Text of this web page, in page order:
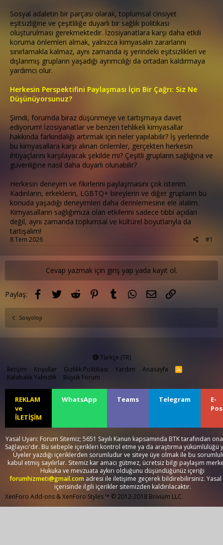
Sosyal adaletin bir parçası olarak, toplumsal cinsiyet
eşitsizliğine ve çeşitliliğe duyarlı bir sağlık politikası
oluşturulması gerekmektedir. İzosiyanatlara karşı daha etkili
koruma önlemleri almak, yalnızca kimyasalın zararlarını
sınırlamakla kalmaz, aynı zamanda iş yerindeki eşitsizlikleri ve
dışlanmış grupların yaşadığı ayrımcılığı da ortadan kaldırmaya
yardımcı olur.
Herkesin Perspektifini Paylaşması İçin Bir Çağrı: Siz Ne
Düşünüyorsunuz?
Şimdi, forumda biraz düşünmeye ve tartışmaya davet
ediyorum! İzosiyanatlar ve benzeri tehlikeli kimyasallar
hakkında farkındalığı artırmak için neler yapılabilir? İş yerlerinde
bu kimyasallara karşı alınan önlemler, gerçekten herkesin
ihtiyaçlarını karşılayacak şekilde mi? Çeşitli grupların sağlığına ve
güvenliğine nasıl daha duyarlı olunabilir?
Herkesin deneyim ve fikirlerini paylaşmasını çok isterim.
Kadınların, erkeklerin, LGBTQ+ bireylerin ve diğer grupların bu
konuda yaşadığı deneyimleri daha derinlemesine ele alalım.
Kimyasalların sağlığımıza olan etkilerini sadece tıbbi açıdan
değil, aynı zamanda toplumsal ve kültürel boyutlarıyla da
tartışalım!
8 Tem 2026 #1
Cevap yazmak için giriş yap yada kayıt ol.
Paylaş: Facebook
TwitterReddit PinterestTumblrWhatsApp
E-postaLink
Sosyoloji
Türkçe (TR)
İletişim
Koşullar Gizlilik Politikası Yardım Anasayfa
R
S
Kalabalık Yalnızlık Büyük Forum
REKLAM
ve
İLETİŞİM
WhatsApp Teams Telegram
E-
Yasal Uyarı: Forum Sitemiz; 5651 Sayılı Kanun kapsamında BTK tarafından
Sağlayıcı'dır. Bu sebeple içerikleri kontrol etme ya da araştırma yükümlülüğü
Üyeler yazdığı içeriklerden sorumludur ve siteye üye olmak ile bu
kabul etmiş sayılırlar. Sitemiz kar amacı gütmez, ücretsiz bilgi paylaşım
Hukuka ve mevzuata aykırı olduğunu düşündüğünüz içeriği
forumhizmeti@gmail.com adresi ile iletişime geçerek bildirebilirsiniz. Yasal
içerisinde ilgili içerikler sitemizden kaldırılacaktır.
XenForo Add-ons &XenForo Styles™ © 2012-2018 Brivium LLC.